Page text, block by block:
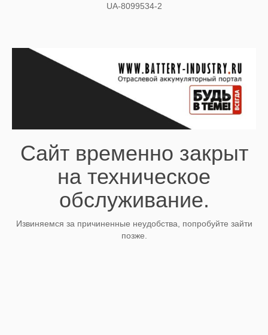
UA-8099534-2
Сайт временно закрыт
на техническое
обслуживание.
Извиняемся за причиненные неудобства, попробуйте зайти
позже.